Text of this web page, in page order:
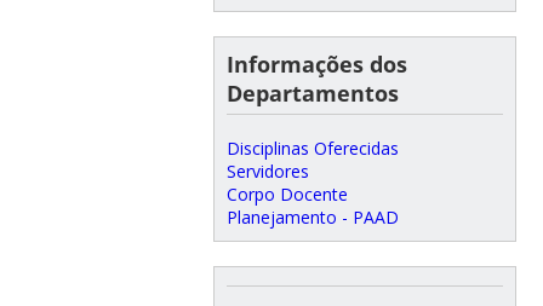
Informações dos
Departamentos
Disciplinas Oferecidas
Servidores
Corpo Docente
Planejamento - PAAD